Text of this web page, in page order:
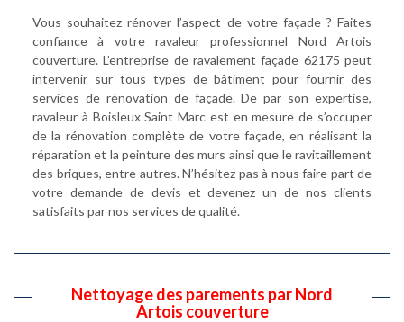
Vous souhaitez rénover l’aspect de votre façade ? Faites
confiance à votre ravaleur professionnel Nord Artois
couverture. L’entreprise de ravalement façade 62175 peut
intervenir sur tous types de bâtiment pour fournir des
services de rénovation de façade. De par son expertise,
ravaleur à Boisleux Saint Marc est en mesure de s’occuper
de la rénovation complète de votre façade, en réalisant la
réparation et la peinture des murs ainsi que le ravitaillement
des briques, entre autres. N’hésitez pas à nous faire part de
votre demande de devis et devenez un de nos clients
satisfaits par nos services de qualité.
Nettoyage des parements par Nord
Artois couverture